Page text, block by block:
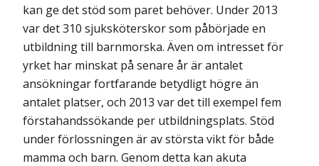
kan ge det stöd som paret behöver. Under 2013
var det 310 sjuksköterskor som påbörjade en
utbildning till barnmorska. Även om intresset för
yrket har minskat på senare år är antalet
ansökningar fortfarande betydligt högre än
antalet platser, och 2013 var det till exempel fem
förstahandssökande per utbildningsplats. Stöd
under förlossningen är av största vikt för både
mamma och barn. Genom detta kan akuta